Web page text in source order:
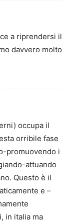
a riprendersi il
davvero molto
occupa il
orribile fase
promuovendo i
attuando
Questo è il
e –
in italia ma